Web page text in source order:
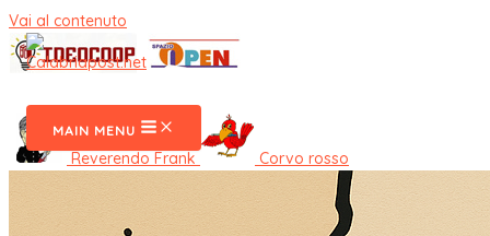
Vai al contenuto
MAIN MENU
Reverendo Frank Corvo rosso